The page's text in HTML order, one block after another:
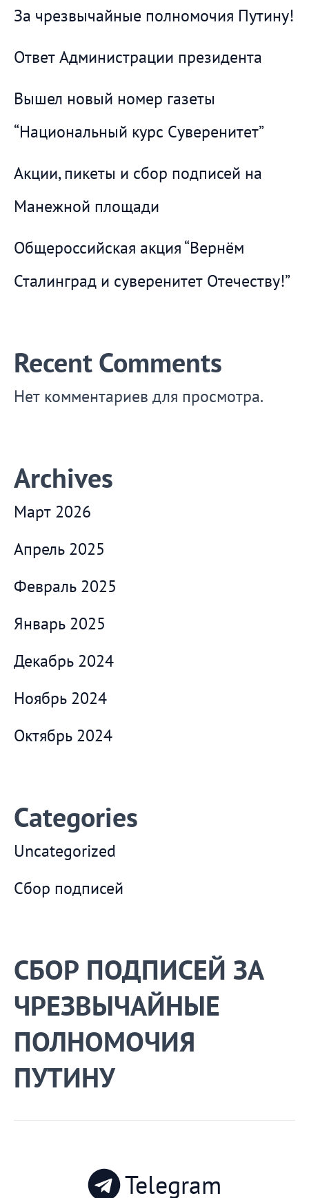
За чрезвычайные полномочия Путину!
Ответ Администрации президента
Вышел новый номер газеты
“Национальный курс Суверенитет”
Акции, пикеты и сбор подписей на
Манежной площади
Общероссийская акция “Вернём
Сталинград и суверенитет Отечеству!”
Recent Comments
Нет комментариев для просмотра.
Archives
Март 2026
Апрель 2025
Февраль 2025
Январь 2025
Декабрь 2024
Ноябрь 2024
Октябрь 2024
Categories
Uncategorized
Сбор подписей
СБОР ПОДПИСЕЙ ЗА
ЧРЕЗВЫЧАЙНЫЕ
ПОЛНОМОЧИЯ
ПУТИНУ
Telegram